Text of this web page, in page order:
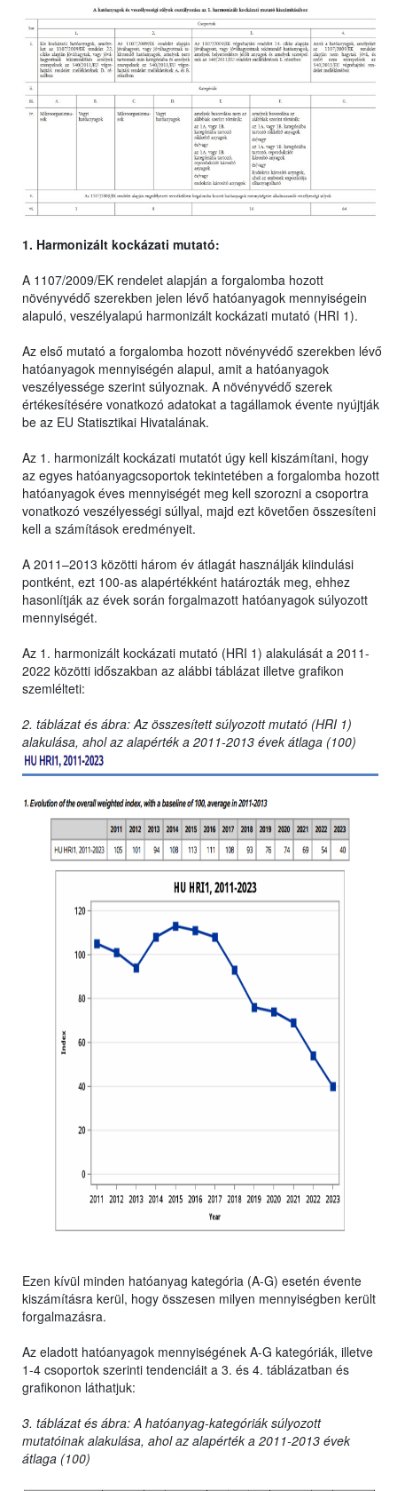
1. Harmonizált kockázati mutató:
A 1107/2009/EK rendelet alapján a forgalomba hozott
növényvédő szerekben jelen lévő hatóanyagok mennyiségein
alapuló, veszélyalapú harmonizált kockázati mutató (HRI 1).
Az első mutató a forgalomba hozott növényvédő szerekben lévő
hatóanyagok mennyiségén alapul, amit a hatóanyagok
veszélyessége szerint súlyoznak. A növényvédő szerek
értékesítésére vonatkozó adatokat a tagállamok évente nyújtják
be az EU Statisztikai Hivatalának.
Az 1. harmonizált kockázati mutatót úgy kell kiszámítani, hogy
az egyes hatóanyagcsoportok tekintetében a forgalomba hozott
hatóanyagok éves mennyiségét meg kell szorozni a csoportra
vonatkozó veszélyességi súllyal, majd ezt követően összesíteni
kell a számítások eredményeit.
A 2011–2013 közötti három év átlagát használják kiindulási
pontként, ezt 100-as alapértékként határozták meg, ehhez
hasonlítják az évek során forgalmazott hatóanyagok súlyozott
mennyiségét.
Az 1. harmonizált kockázati mutató (HRI 1) alakulását a 2011-
2022 közötti időszakban az alábbi táblázat illetve grafikon
szemlélteti:
2. táblázat és ábra: Az összesített súlyozott mutató (HRI 1)
alakulása, ahol az alapérték a 2011-2013 évek átlaga (100)
Ezen kívül minden hatóanyag kategória (A-G) esetén évente
kiszámításra kerül, hogy összesen milyen mennyiségben került
forgalmazásra.
Az eladott hatóanyagok mennyiségének A-G kategóriák, illetve
1-4 csoportok szerinti tendenciáit a 3. és 4. táblázatban és
grafikonon láthatjuk:
3. táblázat és ábra: A hatóanyag-kategóriák súlyozott
mutatóinak alakulása, ahol az alapérték a 2011-2013 évek
átlaga (100)